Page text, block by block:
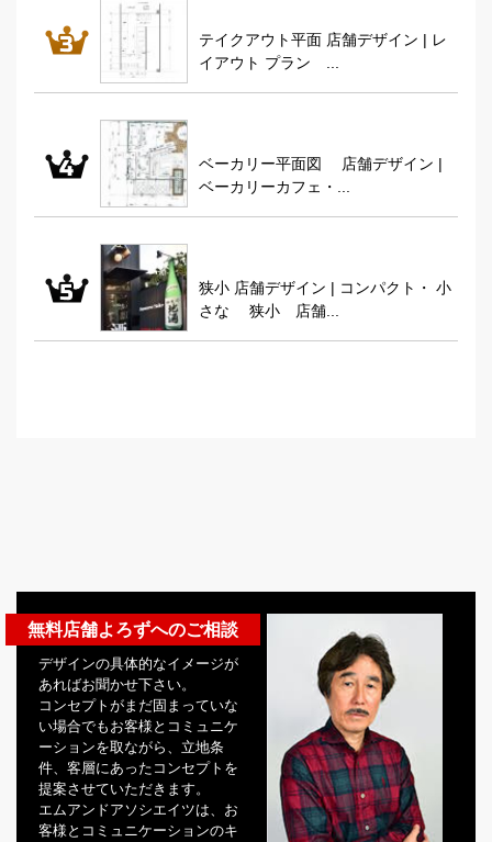
テイクアウト平面 店舗デザイン | レ
イアウト プラン ...
ベーカリー平面図 店舗デザイン |
ベーカリーカフェ・...
狭小 店舗デザイン | コンパクト・ 小
さな 狭小 店舗...
無料店舗よろずへのご相談
デザインの具体的なイメージが
あればお聞かせ下さい。
コンセプトがまだ固まっていな
い場合でもお客様とコミュニケ
ーションを取ながら、立地条
件、客層にあったコンセプトを
提案させていただきます。
エムアンドアソシエイツは、お
客様とコミュニケーションのキ